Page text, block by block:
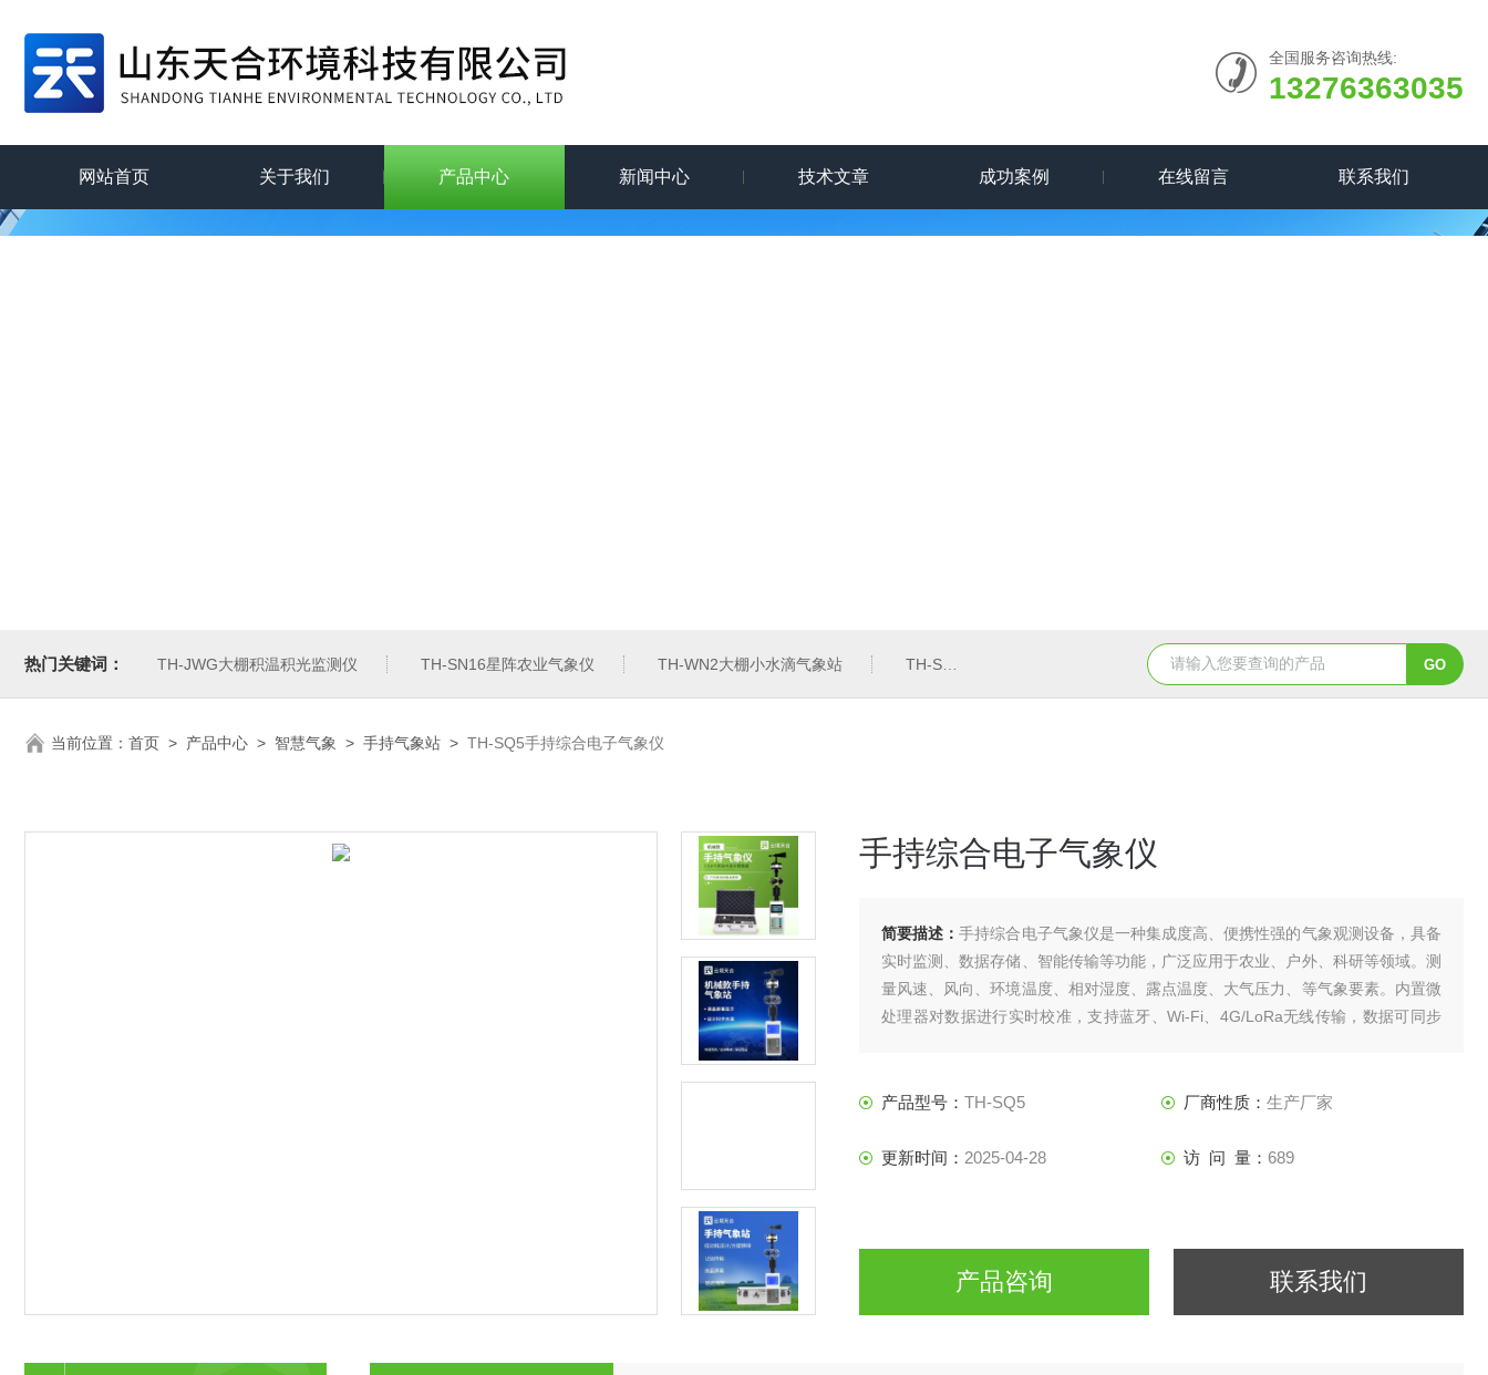
全国服务咨询热线:
13276363035
网站首页 关于我们 产品中心 新闻中心 技术文章 成功案例 在线留言 联系我们
热门关键词： TH-JWG大棚积温积光监测仪 TH-SN16星阵农业气象仪 TH-WN2大棚小水滴气象站 TH-SZZL水质总磷监测仪 TH-LD1雷电预警监测站 TH-GS6管式土
当前位置： 首页 > 产品中心 > 智慧气象 > 手持气象站 > TH-SQ5手持综合电子气象仪
手持综合电子气象仪
简要描述：手持综合电子气象仪是一种集成度高、便携性强的气象观测设备，具备
实时监测、数据存储、智能传输等功能，广泛应用于农业、户外、科研等领域。测
量风速、风向、环境温度、相对湿度、露点温度、大气压力、等气象要素。内置微
处理器对数据进行实时校准，支持蓝牙、Wi-Fi、4G/LoRa无线传输，数据可同步
产品型号： TH-SQ5 厂商性质： 生产厂家
更新时间： 2025-04-28 访 问 量： 689
产品咨询 联系我们